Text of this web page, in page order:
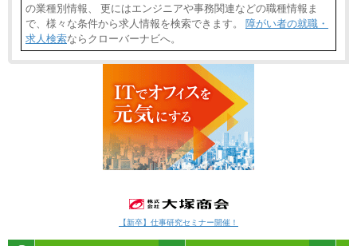
の業種別情報、 更にはエンジニアや事務関連などの職種情報ま
で、様々な条件から求人情報を検索できます。 障がい者の就職・
求人検索ならクローバーナビへ。
【新卒】仕事研究セミナー開催！